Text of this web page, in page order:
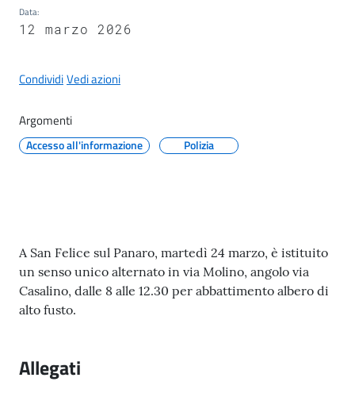
Vivere
il
A
t
i
S
a
n
e
l
Data:
12 marzo 2026
CondividiVedi azioni
Argomenti
Accesso all'informazione Polizia
Contenuto
A San Felice sul Panaro, martedì 24 marzo, è istituito
un senso unico alternato in via Molino, angolo via
Casalino, dalle 8 alle 12.30 per abbattimento albero di
alto fusto.
Allegati